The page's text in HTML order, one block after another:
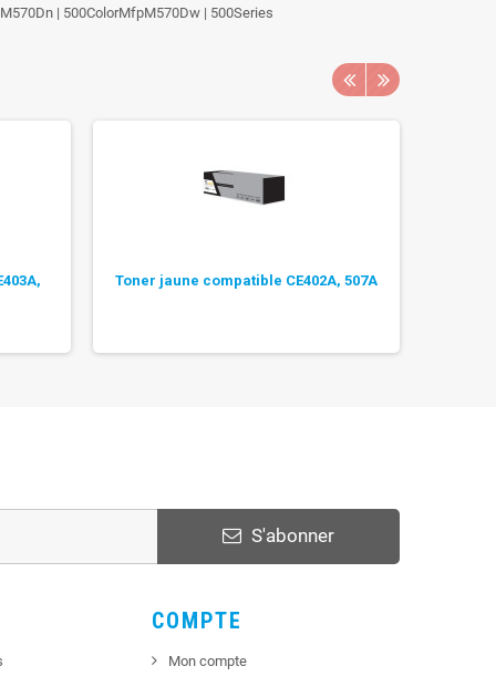
| 500ColorMfpM570Dw | 500Series
Toner jaune compatible CE402A, 507A
S'abonner
COMPTE
Mon compte